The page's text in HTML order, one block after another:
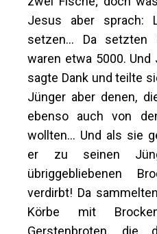
Jesus aber sprach:
setzen... Da
waren etwa 5000.
sagte Dank und teilte
Jünger aber denen,
ebenso auch von
wollten… Und als sie
er zu seinen
übriggebliebenen
verdirbt! Da
Körbe mit
Gerstenbroten, die